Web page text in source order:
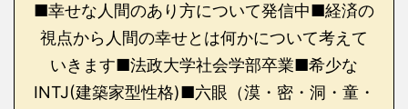
■幸せな人間のあり方について発信中■経済の
視点から人間の幸せとは何かについて考えて
いきます■法政大学社会学部卒業■希少な
INTJ(建築家型性格)■六眼（漠・密・洞・童・